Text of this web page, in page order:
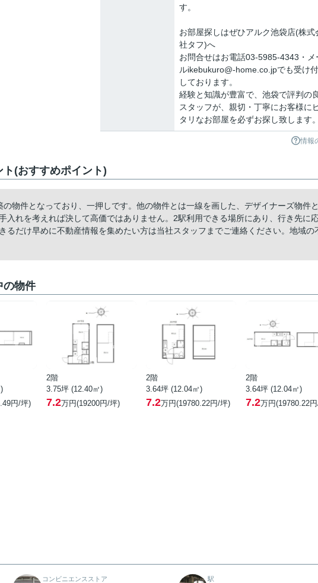
す。
お部屋探しはぜひアルク池袋店(株式
社タフ)へ
お問合せはお電話03-5985-4343・メ
ルikebukuro@-home.co.jpでも受け
しております。
経験と知識が豊富で、池袋で評判の
スタッフが、親切・丁寧にお客様に
タリなお部屋を必ずお探し致します
情報
(おすすめポイント)
物件となっており、一押しです。他の物件とは一線を画した、デザイナーズ物件
入れを考えれば決して高価ではありません。2駅利用できる場所にあり、行き先に
るだけ早めに不動産情報を集めたい方は当社スタッフまでご連絡ください。地域の
の物件
円/坪)
2階
3.75坪 (12.40㎡)
7.2万円(19200円/坪)
2階
3.64坪 (12.04㎡)
7.2万円(19780.22円/坪)
2階
3.64坪 (12.04㎡)
7.2万円(19780.22
コンビニエンスストア 駅